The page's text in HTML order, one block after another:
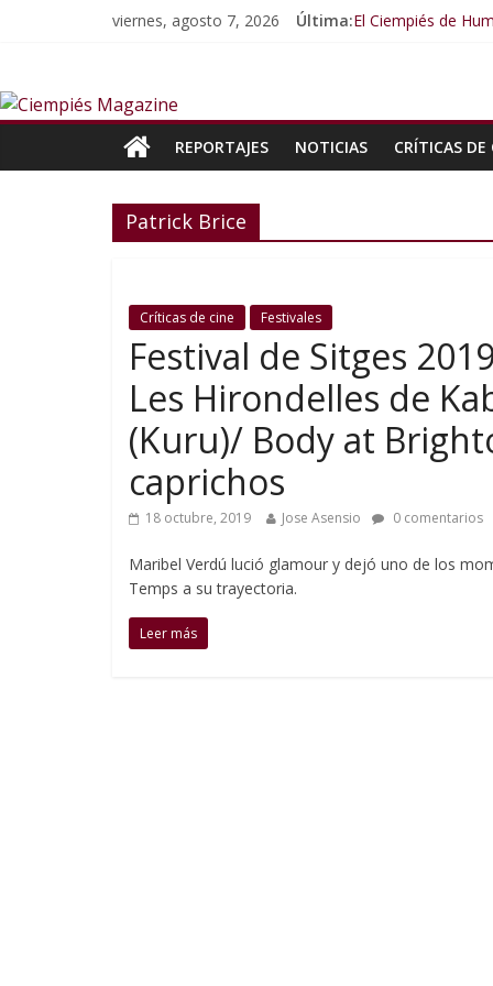
viernes, agosto 7, 2026 Última:El Ciempiés de
El Ciempiés de
REPORTAJES
NOTICIAS CRÍTICAS DE
Patrick Brice
Críticas de cine Festivales
Festival de Sitges
Les Hirondelles de
(Kuru)/ Body at
caprichos
18 octubre, 2019 Jose Asensio 0 comentarios
Maribel Verdú lució glamour y dejó uno de los
Temps a su trayectoria.
Leer más